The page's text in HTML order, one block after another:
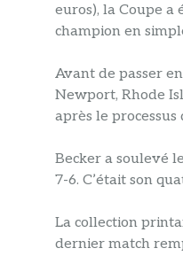
euros), la Coupe a
champion en
Avant de passer
Newport, Rhode
après le
Becker a soulevé
7-6. C’était son
La collection
dernier match